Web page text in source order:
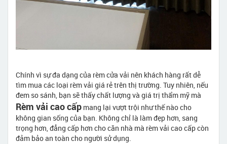
Chính vì sự đa dạng của rèm cửa vải nên khách hàng rất dễ
tìm mua các loại rèm vải giá rẻ trên thị trường. Tuy nhiên, nếu
đem so sánh, bạn sẽ thấy chất lượng và giá trị thẩm mỹ mà
Rèm vải cao cấp mang lại vượt trội như thế nào cho
không gian sống của bạn. Không chỉ là làm đẹp hơn, sang
trọng hơn, đẳng cấp hơn cho căn nhà mà rèm vải cao cấp còn
đảm bảo an toàn cho người sử dụng.